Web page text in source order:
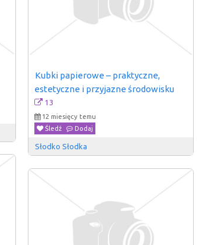
Kubki papierowe – praktyczne,
estetyczne i przyjazne środowisku
13
12 miesięcy temu
Śledź
Dodaj
Słodko Słodka